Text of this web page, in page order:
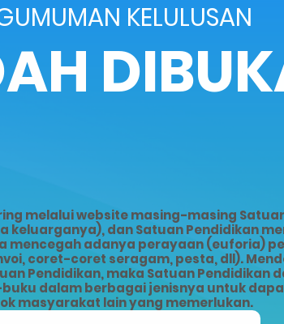
KELULUSAN
melalui website masing-masing
keluarganya), dan Satuan Pendidikan
adanya perayaan (euforia)
coret-coret seragam, pesta, dll).
Pendidikan, maka Satuan
dalam berbagai jenisnya untuk
masyarakat lain yang memerlukan.